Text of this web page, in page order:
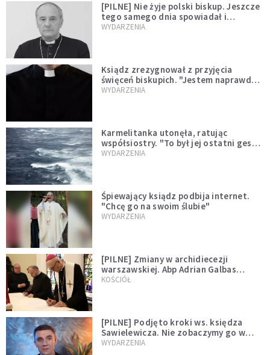
[PILNE] Nie żyje polski biskup. Jeszcze
tego samego dnia spowiadał i
sprawował Mszę świętą
WYDARZENIA
Ksiądz zrezygnował z przyjęcia
święceń biskupich. "Jestem naprawdę
niegodny"
WYDARZENIA
Karmelitanka utonęła, ratując
współsiostry. "To był jej ostatni gest
miłości"
WYDARZENIA
Śpiewający ksiądz podbija internet.
"Chcę go na swoim ślubie"
WYDARZENIA
[PILNE] Zmiany w archidiecezji
warszawskiej. Abp Adrian Galbas
wręczył dekrety nowym proboszczom
KOŚCIÓŁ
[PILNE] Podjęto kroki ws. księdza
Sawielewicza. Nie zobaczymy go w
mediach
WYDARZENIA